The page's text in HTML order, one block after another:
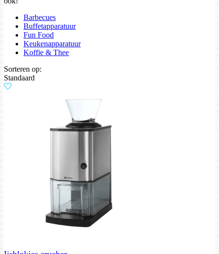
Barbecues
Buffetapparatuur
Fun Food
Keukenapparatuur
Koffie & Thee
Sorteren op:
Standaard